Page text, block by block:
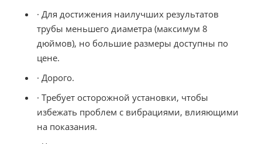
· Для достижения наилучших результатов
трубы меньшего диаметра (максимум 8
дюймов), но большие размеры доступны по
цене.
· Дорого.
· Требует осторожной установки, чтобы
избежать проблем с вибрациями, влияющими
на показания.